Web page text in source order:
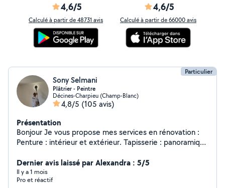
4,6/5
Calculé à partir de 48731 avis
4,6/5
Calculé à partir de 66000 avis
Particulier
Sony Selmani
Plâtrier - Peintre
Décines-Charpieu (Champ-Blanc)
4,8/5 (105 avis)
Présentation
Bonjour Je vous propose mes services en rénovation :
Penture : intérieur et extérieur. Tapisserie : panoramique
type. Revêtement de sol : parquet tout type.
Démolition: tout type. Devis gratuit et raisonnable.
Qualité de travail : PRO À votre service: Sérieux et
Dernier avis laissé par Alexandra : 5/5
Il y a 1 mois
Pro et réactif